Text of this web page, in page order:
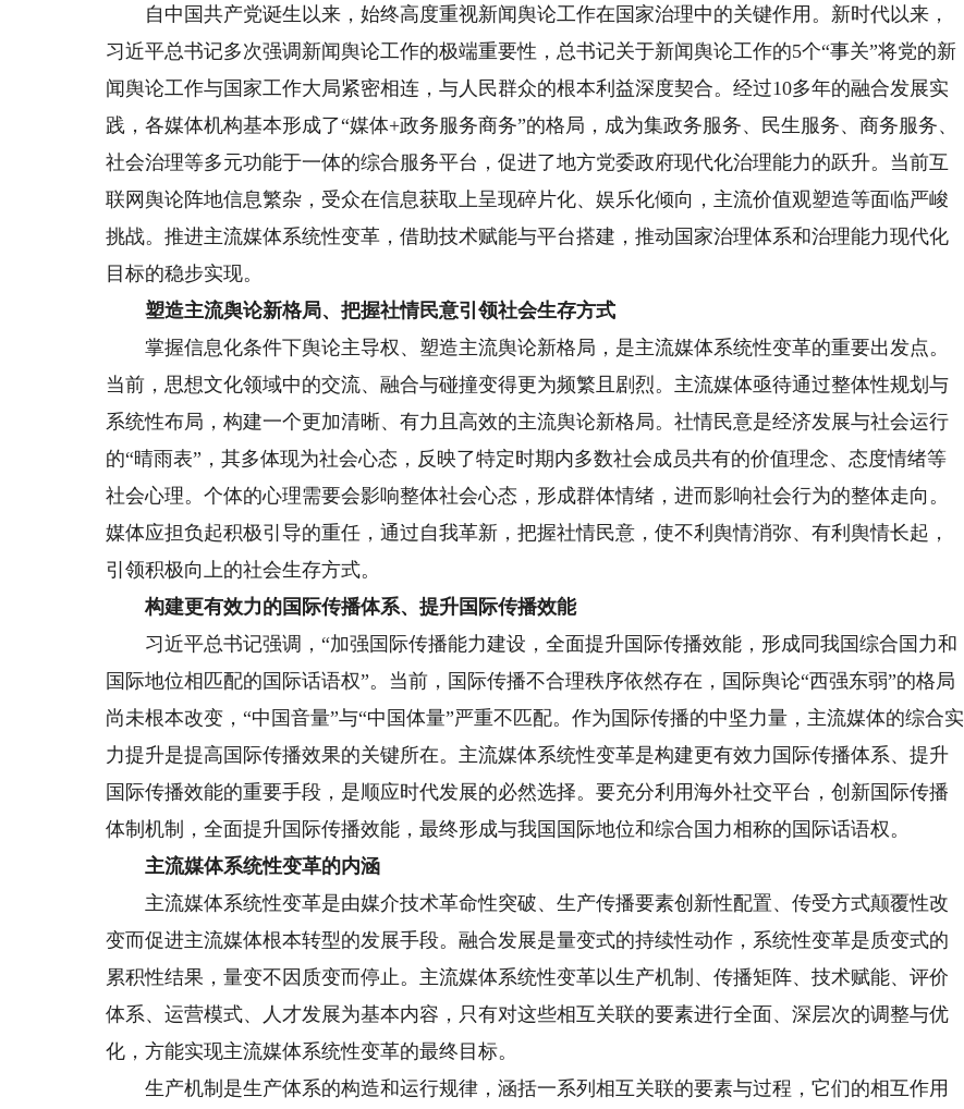
自中国共产党诞生以来，始终高度重视新闻舆论工作在国家治理中的关键作用。新时代以来，
习近平总书记多次强调新闻舆论工作的极端重要性，总书记关于新闻舆论工作的5个“事关”将党的新
闻舆论工作与国家工作大局紧密相连，与人民群众的根本利益深度契合。经过10多年的融合发展实
践，各媒体机构基本形成了“媒体+政务服务商务”的格局，成为集政务服务、民生服务、商务服务、
社会治理等多元功能于一体的综合服务平台，促进了地方党委政府现代化治理能力的跃升。当前互
联网舆论阵地信息繁杂，受众在信息获取上呈现碎片化、娱乐化倾向，主流价值观塑造等面临严峻
挑战。推进主流媒体系统性变革，借助技术赋能与平台搭建，推动国家治理体系和治理能力现代化
目标的稳步实现。
塑造主流舆论新格局、把握社情民意引领社会生存方式
掌握信息化条件下舆论主导权、塑造主流舆论新格局，是主流媒体系统性变革的重要出发点。
当前，思想文化领域中的交流、融合与碰撞变得更为频繁且剧烈。主流媒体亟待通过整体性规划与
系统性布局，构建一个更加清晰、有力且高效的主流舆论新格局。社情民意是经济发展与社会运行
的“晴雨表”，其多体现为社会心态，反映了特定时期内多数社会成员共有的价值理念、态度情绪等
社会心理。个体的心理需要会影响整体社会心态，形成群体情绪，进而影响社会行为的整体走向。
媒体应担负起积极引导的重任，通过自我革新，把握社情民意，使不利舆情消弥、有利舆情长起，
引领积极向上的社会生存方式。
构建更有效力的国际传播体系、提升国际传播效能
习近平总书记强调，“加强国际传播能力建设，全面提升国际传播效能，形成同我国综合国力和
国际地位相匹配的国际话语权”。当前，国际传播不合理秩序依然存在，国际舆论“西强东弱”的格局
尚未根本改变，“中国音量”与“中国体量”严重不匹配。作为国际传播的中坚力量，主流媒体的综合实
力提升是提高国际传播效果的关键所在。主流媒体系统性变革是构建更有效力国际传播体系、提升
国际传播效能的重要手段，是顺应时代发展的必然选择。要充分利用海外社交平台，创新国际传播
体制机制，全面提升国际传播效能，最终形成与我国国际地位和综合国力相称的国际话语权。
主流媒体系统性变革的内涵
主流媒体系统性变革是由媒介技术革命性突破、生产传播要素创新性配置、传受方式颠覆性改
变而促进主流媒体根本转型的发展手段。融合发展是量变式的持续性动作，系统性变革是质变式的
累积性结果，量变不因质变而停止。主流媒体系统性变革以生产机制、传播矩阵、技术赋能、评价
体系、运营模式、人才发展为基本内容，只有对这些相互关联的要素进行全面、深层次的调整与优
化，方能实现主流媒体系统性变革的最终目标。
生产机制是生产体系的构造和运行规律，涵括一系列相互关联的要素与过程，它们的相互作用